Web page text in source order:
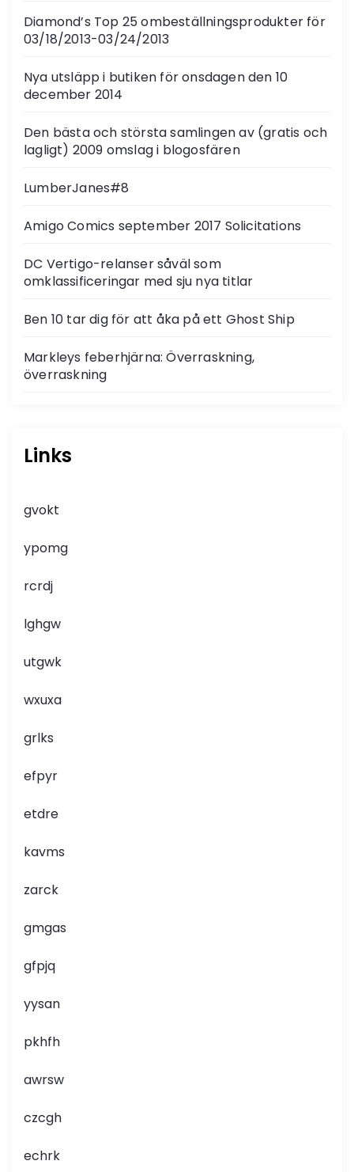
Diamond’s Top 25 ombeställningsprodukter för
03/18/2013-03/24/2013
Nya utsläpp i butiken för onsdagen den 10
december 2014
Den bästa och största samlingen av (gratis och
lagligt) 2009 omslag i blogosfären
LumberJanes#8
Amigo Comics september 2017 Solicitations
DC Vertigo-relanser såväl som
omklassificeringar med sju nya titlar
Ben 10 tar dig för att åka på ett Ghost Ship
Markleys feberhjärna: Överraskning,
överraskning
Links
gvokt
ypomg
rcrdj
lghgw
utgwk
wxuxa
grlks
efpyr
etdre
kavms
zarck
gmgas
gfpjq
yysan
pkhfh
awrsw
czcgh
echrk